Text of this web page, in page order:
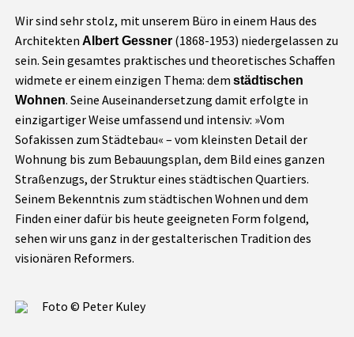
Wir sind sehr stolz, mit unserem Büro in einem Haus des
ArchitektenAlbert Gessner (1868-1953) niedergelassen zu
sein. Sein gesamtes praktisches und theoretisches Schaffen
widmete er einem einzigen Thema: demstädtischen
Wohnen. Seine Auseinandersetzung damit erfolgte in
einzigartiger Weise umfassend und intensiv: »Vom
Sofakissen zum Städtebau« – vom kleinsten Detail der
Wohnung bis zum Bebauungsplan, dem Bild eines ganzen
Straßenzugs, der Struktur eines städtischen Quartiers.
Seinem Bekenntnis zum städtischen Wohnen und dem
Finden einer dafür bis heute geeigneten Form folgend,
sehen wir uns ganz in der gestalterischen Tradition des
visionären Reformers.
Foto © Peter Kuley